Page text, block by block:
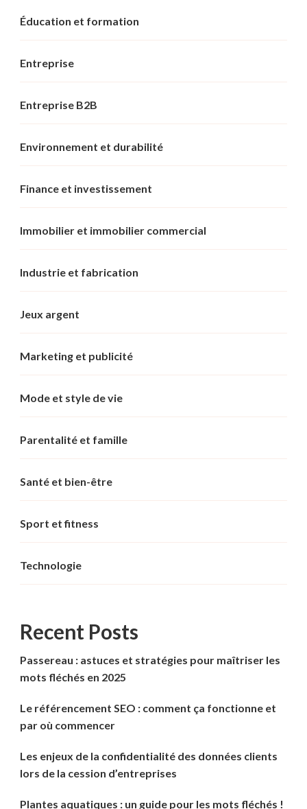
Éducation et formation
Entreprise
Entreprise B2B
Environnement et durabilité
Finance et investissement
Immobilier et immobilier commercial
Industrie et fabrication
Jeux argent
Marketing et publicité
Mode et style de vie
Parentalité et famille
Santé et bien-être
Sport et fitness
Technologie
Recent Posts
Passereau : astuces et stratégies pour maîtriser les
mots fléchés en 2025
Le référencement SEO : comment ça fonctionne et
par où commencer
Les enjeux de la confidentialité des données clients
lors de la cession d’entreprises
Plantes aquatiques : un guide pour les mots fléchés !